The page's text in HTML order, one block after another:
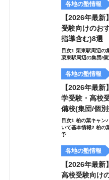
各地の塾情報
【2026年最
受験向けのお
指導含む)8選
目次1 栗東駅周辺の
栗東駅周辺の集団/
各地の塾情報
【2026年最
学受験・高校
備校(集団/個
目次1 柏の葉キャン
いて基本情報2 柏の
予...
各地の塾情報
【2026年最
高校受験向け